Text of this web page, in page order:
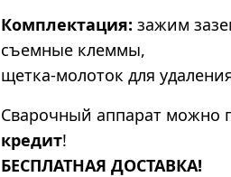
Комплектация: зажим
съемные клеммы,
щетка-молоток для
Сварочный аппарат можно
кредит!
БЕСПЛАТНАЯ ДОСТАВКА!